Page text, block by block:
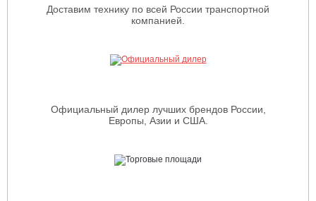
Доставим технику по всей России транспортной
компанией.
Официальный дилер лучших брендов России,
Европы, Азии и США.